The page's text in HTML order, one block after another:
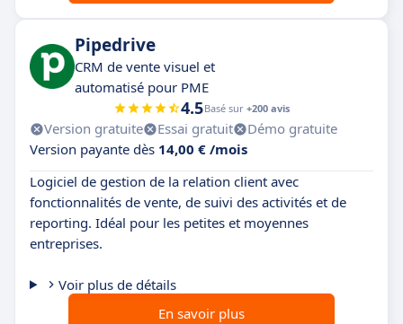
Pipedrive
CRM de vente visuel et
automatisé pour PME
4.5Basé sur +200 avis
Version gratuite Essai gratuit
Démo gratuite
Version payante dès 14,00 € /mois
Logiciel de gestion de la relation client avec
fonctionnalités de vente, de suivi des activités et de
reporting. Idéal pour les petites et moyennes
entreprises.
Voir plus de détails
En savoir plus